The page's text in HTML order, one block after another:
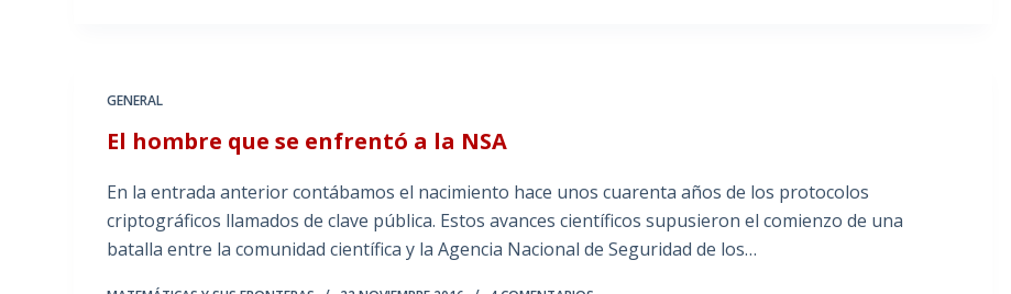
GENERAL
El hombre que se enfrentó a la NSA
En la entrada anterior contábamos el nacimiento hace unos cuarenta años de los protocolos
criptográficos llamados de clave pública. Estos avances científicos supusieron el comienzo de una
batalla entre la comunidad científica y la Agencia Nacional de Seguridad de los…